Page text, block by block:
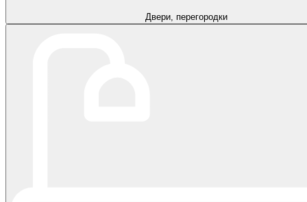
Двери, перегородки